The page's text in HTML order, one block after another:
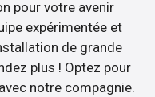
pour votre avenir
expérimentée et
de grande
plus ! Optez pour
notre compagnie.